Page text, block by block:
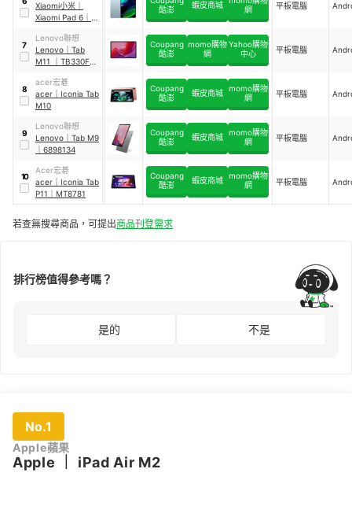
Xiaomi小米
Xiaomi Pad 6
酷澎
蝦皮商城
網
平板電腦
7
Lenovo聯想
Lenovo
Tab
M11
TB330FU
Coupang
酷澎
momo購物
網
Yahoo購物
中心
平板電腦
8
acer宏碁
acer
Iconia Tab
M10
Coupang
酷澎
蝦皮商城 momo購物
網
平板電腦
9
Lenovo聯想
Lenovo
Tab M9
6898134
Coupang
酷澎
蝦皮商城 momo購物
網
平板電腦
10
Acer宏碁
acer
Iconia Tab
P11
MT8781
Coupang
酷澎
蝦皮商城 momo購物
網
平板電腦
若查無搜尋商品，可提出商品刊登需求
排行榜值得參考嗎？
是的 不是
No.1
Apple蘋果
Apple iPad Air M2